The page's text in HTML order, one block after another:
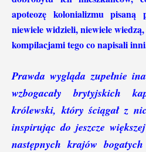
apoteozę kolonializmu
niewiele widzieli, niewiele
kompilacjami tego co napisali
Prawda wygląda zupełnie
wzbogacały brytyjskich
królewski, który ściągał z
inspirując do jeszcze
następnych krajów